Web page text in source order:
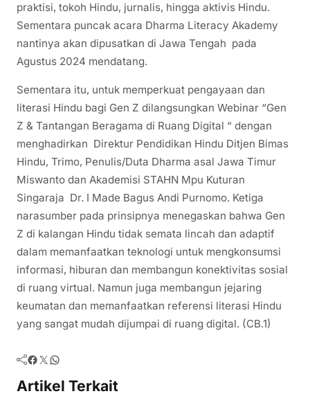
praktisi, tokoh Hindu, jurnalis, hingga aktivis Hindu.
Sementara puncak acara Dharma Literacy Akademy
nantinya akan dipusatkan di Jawa Tengah pada
Agustus 2024 mendatang.
Sementara itu, untuk memperkuat pengayaan dan
literasi Hindu bagi Gen Z dilangsungkan Webinar “Gen
Z & Tantangan Beragama di Ruang Digital “ dengan
menghadirkan Direktur Pendidikan Hindu Ditjen Bimas
Hindu, Trimo, Penulis/Duta Dharma asal Jawa Timur
Miswanto dan Akademisi STAHN Mpu Kuturan
Singaraja Dr. I Made Bagus Andi Purnomo. Ketiga
narasumber pada prinsipnya menegaskan bahwa Gen
Z di kalangan Hindu tidak semata lincah dan adaptif
dalam memanfaatkan teknologi untuk mengkonsumsi
informasi, hiburan dan membangun konektivitas sosial
di ruang virtual. Namun juga membangun jejaring
keumatan dan memanfaatkan referensi literasi Hindu
yang sangat mudah dijumpai di ruang digital. (CB.1)
Facebook Twitter WhatsApp
Artikel Terkait